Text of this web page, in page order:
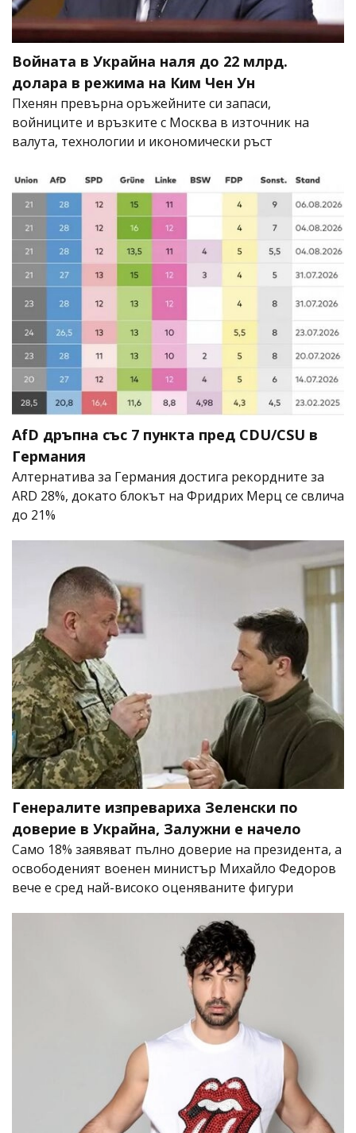
Войната в Украйна наля до 22 млрд.
долара в режима на Ким Чен Ун
Пхенян превърна оръжейните си запаси,
войниците и връзките с Москва в източник на
валута, технологии и икономически ръст
AfD дръпна със 7 пункта пред CDU/CSU в
Германия
Алтернатива за Германия достига рекордните за
ARD 28%, докато блокът на Фридрих Мерц се свлича
до 21%
Генералите изпревариха Зеленски по
доверие в Украйна, Залужни е начело
Само 18% заявяват пълно доверие на президента, а
освободеният военен министър Михайло Федоров
вече е сред най-високо оценяваните фигури